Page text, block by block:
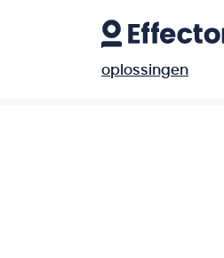
oplossingen